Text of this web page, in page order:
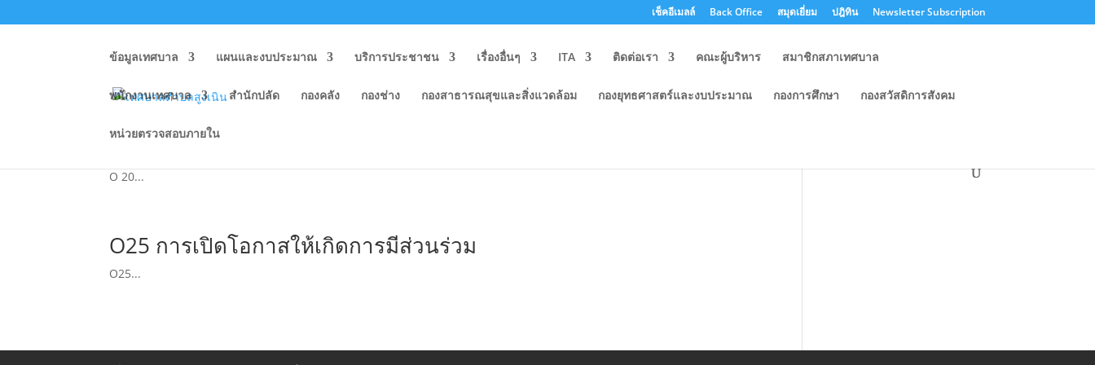
เช็คอีเมลล์ Back Office สมุดเยี่ยม ปฎิทิน Newsletter Subscription
ข้อมูลเทศบาล แผนและงบประมาณ บริการประชาชน เรื่องอื่นๆ ITA ติดต่อเรา คณะผู้บริหาร สมาชิกสภาเทศบาล
พนักงานเทศบาล สำนักปลัด กองคลัง กองช่าง กองสาธารณสุขและสิ่งแวดล้อม กองยุทธศาสตร์และงบประมาณ กองการศึกษา กองสวัสดิการสังคม
หน่วยตรวจสอบภายใน
O 20...
O25 การเปิดโอกาสให้เกิดการมีส่วนร่วม
O25...